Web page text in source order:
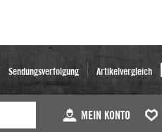
Sendungsverfolgung Artikelvergleich
MEIN KONTO